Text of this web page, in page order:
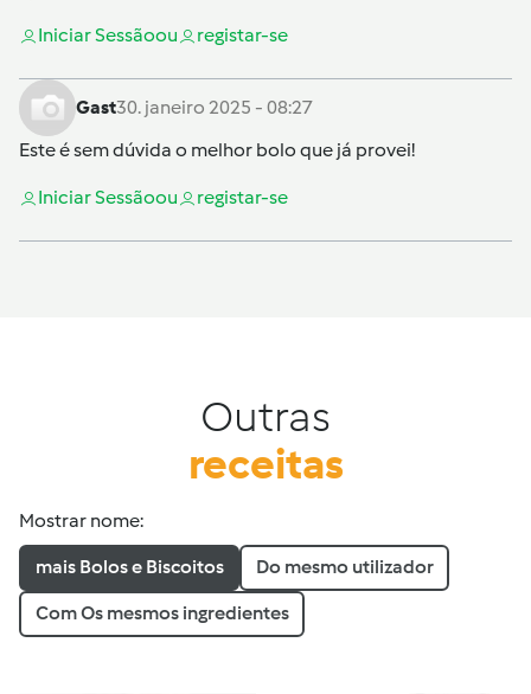
Iniciar Sessãoou registar-se
Gast30. janeiro 2025 - 08:27
Este é sem dúvida o melhor bolo que já provei!
Iniciar Sessãoou registar-se
Outras
receitas
Mostrar nome:
mais Bolos e Biscoitos Do mesmo utilizador
Com Os mesmos ingredientes